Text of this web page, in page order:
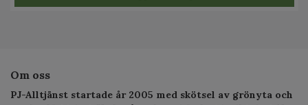
Om oss
PJ-Alltjänst startade år 2005 med skötsel av grönyta och